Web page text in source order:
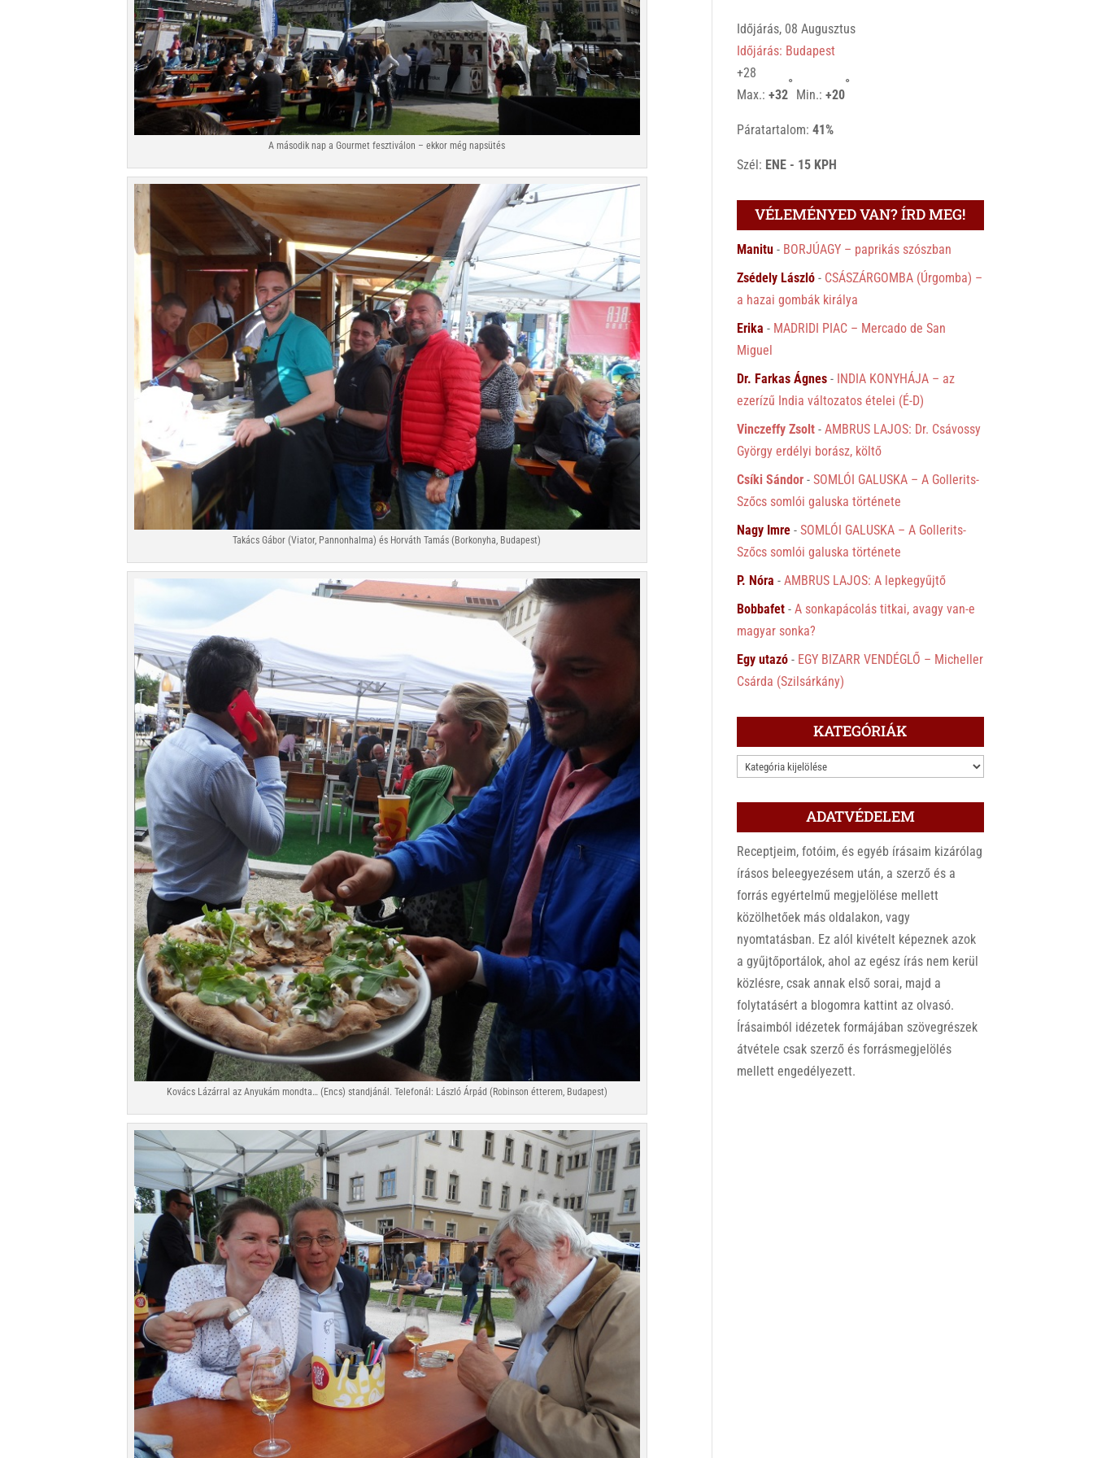
A második nap a Gourmet fesztiválon – ekkor még napsütés
Takács Gábor (Viator, Pannonhalma) és Horváth Tamás (Borkonyha, Budapest)
Kovács Lázárral az Anyukám mondta… (Encs) standjánál. Telefonál: László Árpád (Robinson étterem, Budapest)
Időjárás, 08 Augusztus
Időjárás: Budapest
+28
Max.:+32
°
Min.:+20
°
Páratartalom:41%
Szél: ENE - 15 KPH
VÉLEMÉNYED VAN? ÍRD MEG!
Manitu - BORJÚAGY – paprikás szószban
Zsédely László - CSÁSZÁRGOMBA (Úrgomba) –
a hazai gombák királya
Erika - MADRIDI PIAC – Mercado de San
Miguel
Dr. Farkas Ágnes - INDIA KONYHÁJA – az
ezerízű India változatos ételei (É-D)
Vinczeffy Zsolt -AMBRUS LAJOS: Dr. Csávossy
György erdélyi borász, költő
Csíki Sándor -SOMLÓI GALUSKA – A Gollerits-
Szőcs somlói galuska története
Nagy Imre -SOMLÓI GALUSKA – A Gollerits-
Szőcs somlói galuska története
P. Nóra -AMBRUS LAJOS: A lepkegyűjtő
Bobbafet -A sonkapácolás titkai, avagy van-e
magyar sonka?
Egy utazó - EGY BIZARR VENDÉGLŐ – Micheller
Csárda (Szilsárkány)
KATEGÓRIÁK
KATEGÓRIÁK
ADATVÉDELEM
Receptjeim, fotóim, és egyéb írásaim kizárólag
írásos beleegyezésem után, a szerző és a
forrás egyértelmű megjelölése mellett
közölhetőek más oldalakon, vagy
nyomtatásban. Ez alól kivételt képeznek azok
a gyűjtőportálok, ahol az egész írás nem kerül
közlésre, csak annak első sorai, majd a
folytatásért a blogomra kattint az olvasó.
Írásaimból idézetek formájában szövegrészek
átvétele csak szerző és forrásmegjelölés
mellett engedélyezett.